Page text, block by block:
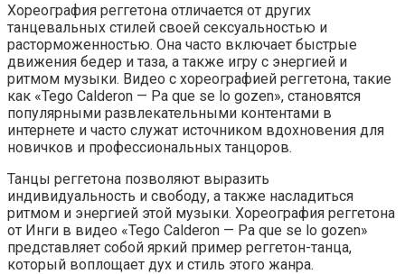
Хореография реггетона отличается от других
танцевальных стилей своей сексуальностью и
расторможенностью. Она часто включает быстрые
движения бедер и таза, а также игру с энергией и
ритмом музыки. Видео с хореографией реггетона, такие
как «Tego Calderon — Pa que se lo gozen», становятся
популярными развлекательными контентами в
интернете и часто служат источником вдохновения для
новичков и профессиональных танцоров.
Танцы реггетона позволяют выразить
индивидуальность и свободу, а также насладиться
ритмом и энергией этой музыки. Хореография реггетона
от Инги в видео «Tego Calderon — Pa que se lo gozen»
представляет собой яркий пример реггетон-танца,
который воплощает дух и стиль этого жанра.